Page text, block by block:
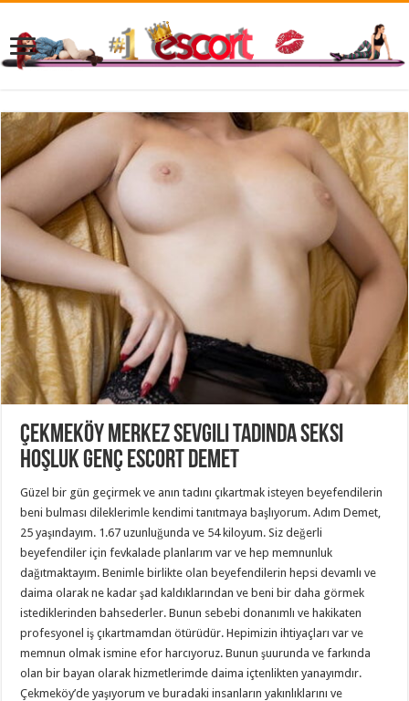
Çekmeköy Merkez Sevgili Tadında Seksi
Hoşluk Genç Escort Demet
Güzel bir gün geçirmek ve anın tadını çıkartmak isteyen beyefendilerin
beni bulması dileklerimle kendimi tanıtmaya başlıyorum. Adım Demet,
25 yaşındayım. 1.67 uzunluğunda ve 54 kiloyum. Siz değerli
beyefendiler için fevkalade planlarım var ve hep memnunluk
dağıtmaktayım. Benimle birlikte olan beyefendilerin hepsi devamlı ve
daima olarak ne kadar şad kaldıklarından ve beni bir daha görmek
istediklerinden bahsederler. Bunun sebebi donanımlı ve hakikaten
profesyonel iş çıkartmamdan ötürüdür. Hepimizin ihtiyaçları var ve
memnun olmak ismine efor harcıyoruz. Bunun şuurunda ve farkında
olan bir bayan olarak hizmetlerimde daima içtenlikten yanayımdır.
Çekmeköy’de yaşıyorum ve buradaki insanların yakınlıklarını ve